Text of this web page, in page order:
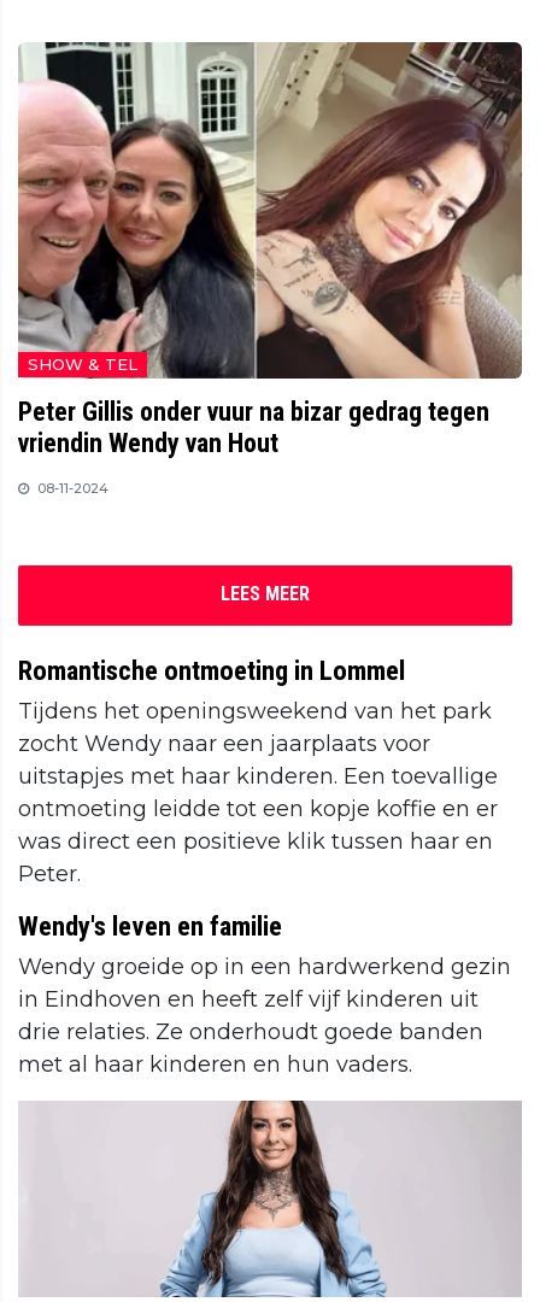
SHOW & TEL
Peter Gillis onder vuur na bizar gedrag tegen
vriendin Wendy van Hout
08-11-2024
LEES MEER
Romantische ontmoeting in Lommel
Tijdens het openingsweekend van het park
zocht Wendy naar een jaarplaats voor
uitstapjes met haar kinderen. Een toevallige
ontmoeting leidde tot een kopje koffie en er
was direct een positieve klik tussen haar en
Peter.
Wendy's leven en familie
Wendy groeide op in een hardwerkend gezin
in Eindhoven en heeft zelf vijf kinderen uit
drie relaties. Ze onderhoudt goede banden
met al haar kinderen en hun vaders.